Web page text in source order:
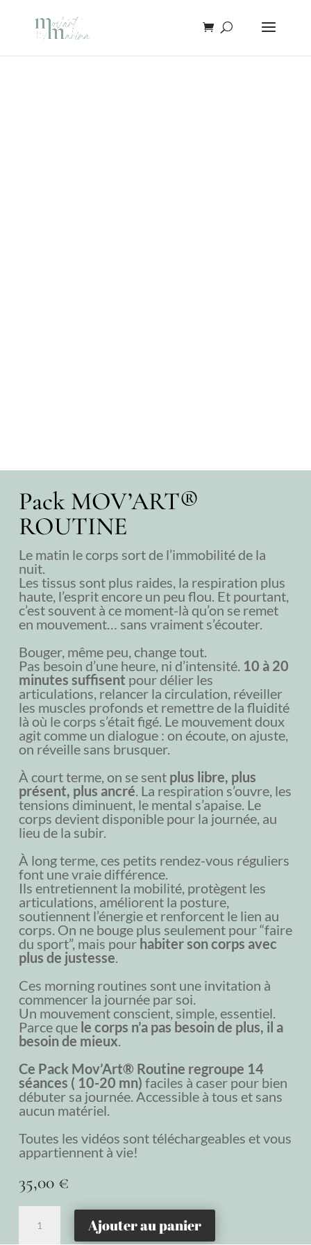
Pack MOV’ART®
ROUTINE
Le matin le corps sort de l’immobilité de la
nuit.
Les tissus sont plus raides, la respiration plus
haute, l’esprit encore un peu flou. Et pourtant,
c’est souvent à ce moment-là qu’on se remet
en mouvement… sans vraiment s’écouter.
Bouger, même peu, change tout.
Pas besoin d’une heure, ni d’intensité. 10 à 20
minutes suffisent pour délier les
articulations, relancer la circulation, réveiller
les muscles profonds et remettre de la fluidité
là où le corps s’était figé. Le mouvement doux
agit comme un dialogue : on écoute, on ajuste,
on réveille sans brusquer.
À court terme, on se sent plus libre, plus
présent, plus ancré. La respiration s’ouvre, les
tensions diminuent, le mental s’apaise. Le
corps devient disponible pour la journée, au
lieu de la subir.
À long terme, ces petits rendez-vous réguliers
font une vraie différence.
Ils entretiennent la mobilité, protègent les
articulations, améliorent la posture,
soutiennent l’énergie et renforcent le lien au
corps. On ne bouge plus seulement pour “faire
du sport”, mais pour habiter son corps avec
plus de justesse.
Ces morning routines sont une invitation à
commencer la journée par soi.
Un mouvement conscient, simple, essentiel.
Parce que le corps n’a pas besoin de plus, il a
besoin de mieux.
Ce Pack Mov’Art® Routine regroupe 14
séances ( 10-20 mn) faciles à caser pour bien
débuter sa journée. Accessible à tous et sans
aucun matériel.
Toutes les vidéos sont téléchargeables et vous
appartiennent à vie!
35,00 €
Ajouter au panier